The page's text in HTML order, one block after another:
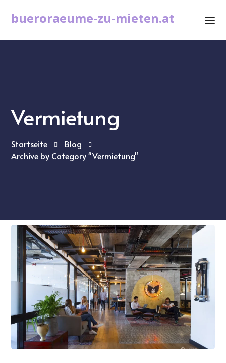
bueroraeume-zu-mieten.at
Vermietung
Startseite
Blog
Archive by Category "Vermietung"